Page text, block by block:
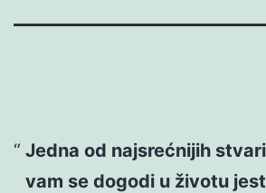
Jedna od najsrećnijih
vam se dogodi u životu